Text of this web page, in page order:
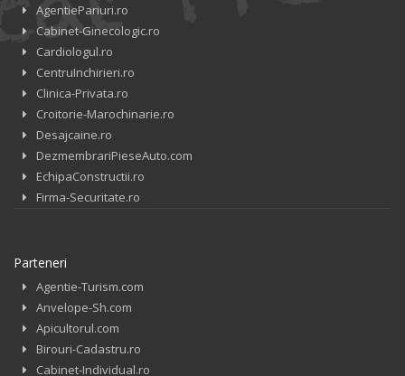
AgentiePariuri.ro
Cabinet-Ginecologic.ro
Cardiologul.ro
CentruInchirieri.ro
Clinica-Privata.ro
Croitorie-Marochinarie.ro
Desajcaine.ro
DezmembrariPieseAuto.com
EchipaConstructii.ro
Firma-Securitate.ro
Parteneri
Agentie-Turism.com
Anvelope-Sh.com
Apicultorul.com
Birouri-Cadastru.ro
Cabinet-Individual.ro